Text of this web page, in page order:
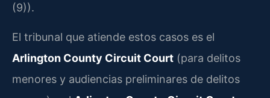
(9)).
El tribunal que atiende estos casos es el
Arlington County Circuit Court (para delitos
menores y audiencias preliminares de delitos